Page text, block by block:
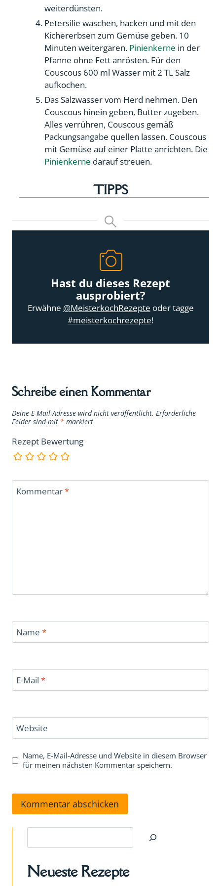
weiterdünsten.
Petersilie waschen, hacken und mit den
Kichererbsen zum Gemüse geben. 10
Minuten weitergaren. Pinienkerne in der
Pfanne ohne Fett anrösten. Für den
Couscous 600 ml Wasser mit 2 TL Salz
aufkochen.
Das Salzwasser vom Herd nehmen. Den
Couscous hinein geben, Butter zugeben.
Alles verrühren, Couscous gemäß
Packungsangabe quellen lassen. Couscous
mit Gemüse auf einer Platte anrichten. Die
Pinienkerne darauf streuen.
TIPPS
Hast du dieses Rezept
ausprobiert?
Erwähne @MeisterkochRezepte oder tagge
#meisterkochrezepte!
Schreibe einen Kommentar
Deine E-Mail-Adresse wird nicht veröffentlicht. Erforderliche
Felder sind mit * markiert
Rezept Bewertung
Kommentar*
Name *
E-Mail *
Website
Name, E-Mail-Adresse und Website in diesem Browser
für meinen nächsten Kommentar speichern.
Neueste Rezepte